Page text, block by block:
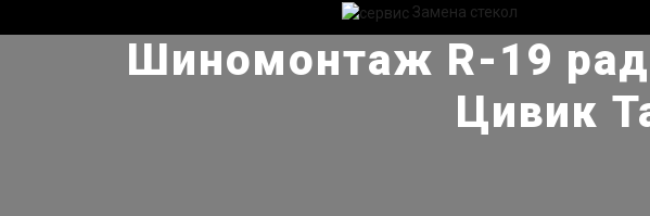
Замена стекол
Шиномонтаж R-19
Цивик